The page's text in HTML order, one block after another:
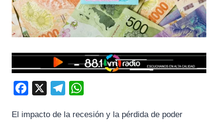
c
l
a
El impacto de la recesión y la pérdida de poder